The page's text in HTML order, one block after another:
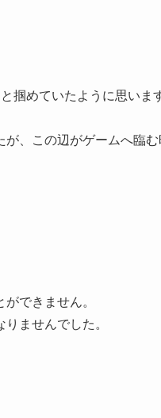
掴めていたように思いま
、この辺がゲームへ臨
できません。
ませんでした。